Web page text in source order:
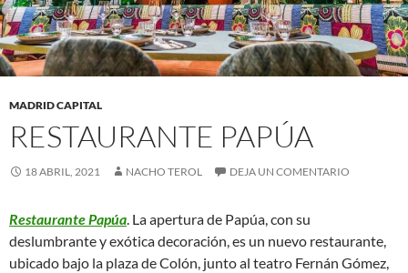
MADRID CAPITAL
RESTAURANTE PAPÚA
18 ABRIL, 2021 NACHO TEROL DEJA UN COMENTARIO
Restaurante Papúa . La apertura de Papúa, con su
deslumbrante y exótica decoración, es un nuevo restaurante,
ubicado bajo la plaza de Colón, junto al teatro Fernán Gómez,